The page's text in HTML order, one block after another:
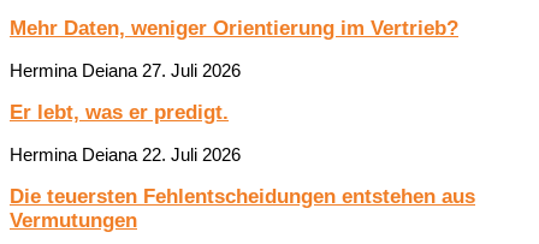
Mehr Daten, weniger Orientierung im Vertrieb?
Hermina Deiana 27. Juli 2026
Er lebt, was er predigt.
Hermina Deiana 22. Juli 2026
Die teuersten Fehlentscheidungen entstehen aus
Vermutungen